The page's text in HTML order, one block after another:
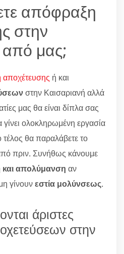
απόφραξη
στην
από μας;
ή και
στην Καισαριανή αλλά
μας θα είναι δίπλα σας
ολοκληρωμένη εργασία
θα παραλάβετε το
πριν. Συνήθως κάνουμε
και απολύμανση αν
γίνουνεστία μολύνσεως.
άριστες
στην